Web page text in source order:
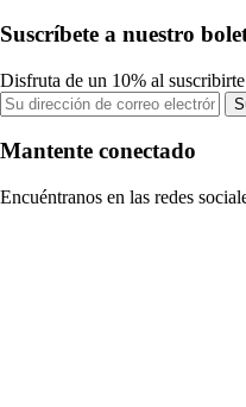
Suscríbete a nuestro
Disfruta de un 10% al
Mantente conectado
Encuéntranos en las redes